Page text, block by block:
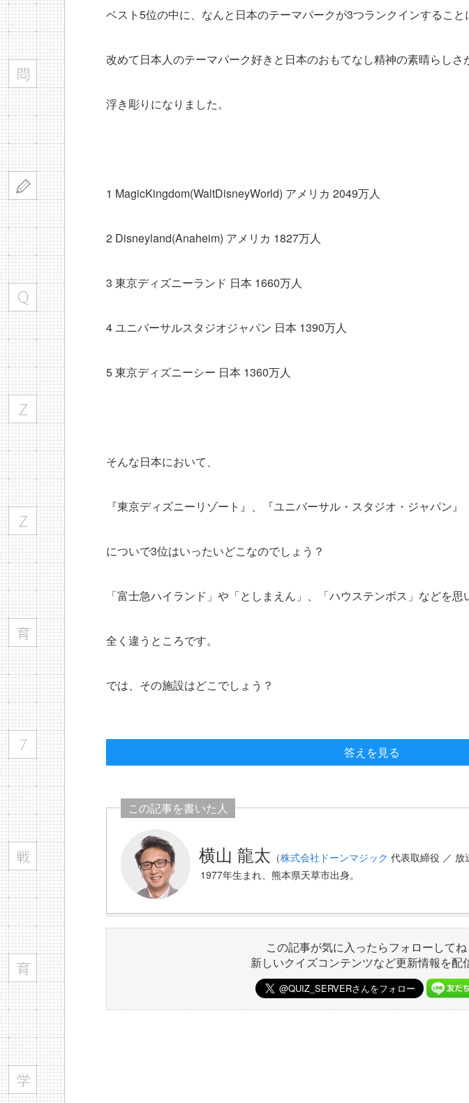
ベスト5位の中に、なんと日本のテーマパークが3つランクインすること
改めて日本人のテーマパーク好きと日本のおもてなし精神の素晴らしさ
浮き彫りになりました。
1 MagicKingdom(WaltDisneyWorld) アメリカ 2049万人
2 Disneyland(Anaheim) アメリカ 1827万人
3 東京ディズニーランド 日本 1660万人
4 ユニバーサルスタジオジャパン 日本 1390万人
5 東京ディズニーシー 日本 1360万人
そんな日本において、
『東京ディズニーリゾート』、『ユニバーサル・スタジオ・ジャパン』
についで3位はいったいどこなのでしょう？
「富士急ハイランド」や「としまえん」、「ハウステンボス」などを思
全く違うところです。
では、その施設はどこでしょう？
答えを見る
この記事を書いた人
横山 龍太 （株式会社ドーンマジック 代表取締役 ／ 放
1977年生まれ、熊本県天草市出身。
この記事が気に入ったらフォローしてね
新しいクイズコンテンツなど更新情報を配